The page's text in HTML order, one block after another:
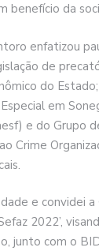
benefício da
enfatizou
de
do
em
e do Grupo
Crime
e convidei a
2022’,
junto com o